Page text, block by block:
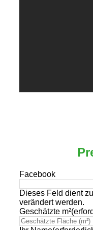
Facebook
Dieses Feld dient
verändert werden.
Geschätzte m²